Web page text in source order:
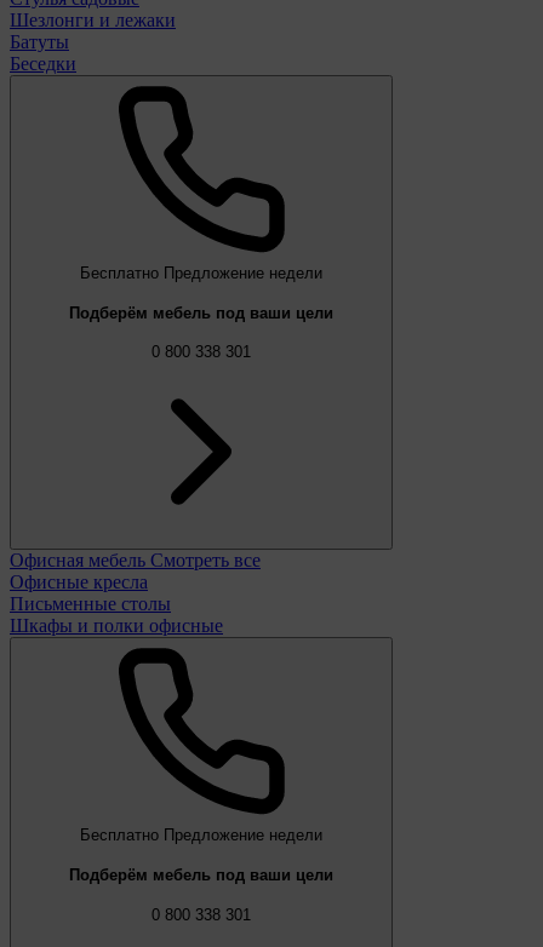
Шезлонги и лежаки
Батуты
Беседки
Бесплатно Предложение недели
Подберём мебель под ваши цели
0 800 338 301
Офисная мебель Смотреть все
Офисные кресла
Письменные столы
Шкафы и полки офисные
Бесплатно Предложение недели
Подберём мебель под ваши цели
0 800 338 301